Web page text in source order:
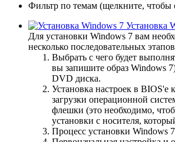
Фильтр по темам (щелкните, чтобы
Установка
Для установки Windows 7 вам
несколько последовательных
Выбрать с чего будет
вы запишите образ Windows
DVD диска.
Установка настроек в BIOS'е
загрузки операционной
флешки (это необходимо,
установки с носителя,
Процесс установки Windows